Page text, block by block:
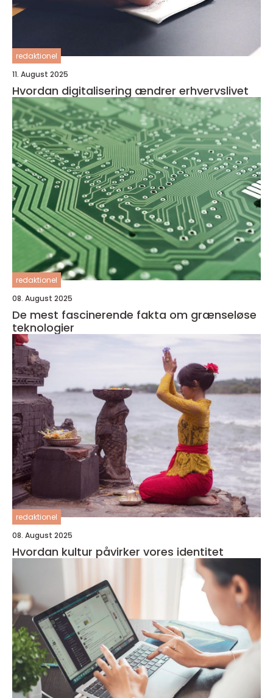
redaktionel
11. August 2025
Hvordan digitalisering ændrer erhvervslivet
redaktionel
08. August 2025
De mest fascinerende fakta om grænseløse
teknologier
redaktionel
08. August 2025
Hvordan kultur påvirker vores identitet